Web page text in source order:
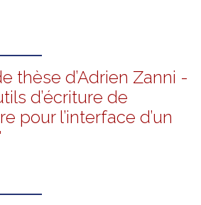
thèse d’Adrien Zanni -
d’écriture de
pour l’interface d’un